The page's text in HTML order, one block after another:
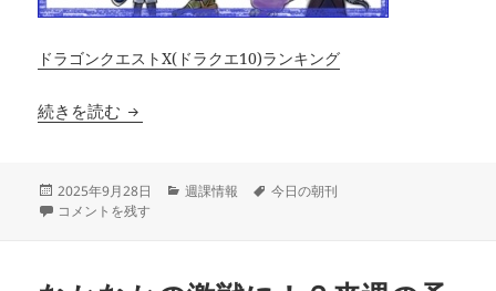
ドラゴンクエストX(ドラクエ10)ランキング
続きを読む 秋イベント最終日！週課情報まとめ【9月28日朝
投
稿
2025年9月28日
カ
週課情報
タ
今日の朝刊
秋イベント最終日！週課情報まとめ【9月28日朝刊】 に
コメントを残す